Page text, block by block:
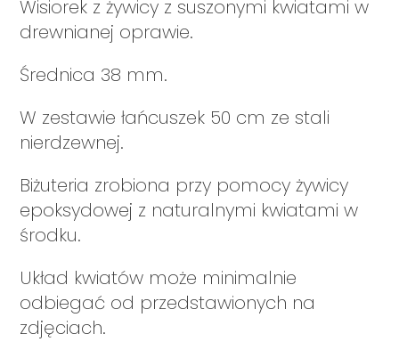
Wisiorek z żywicy z suszonymi kwiatami w
drewnianej oprawie.
Średnica 38 mm.
W zestawie łańcuszek 50 cm ze stali
nierdzewnej.
Biżuteria zrobiona przy pomocy żywicy
epoksydowej z naturalnymi kwiatami w
środku.
Układ kwiatów może minimalnie
odbiegać od przedstawionych na
zdjęciach.